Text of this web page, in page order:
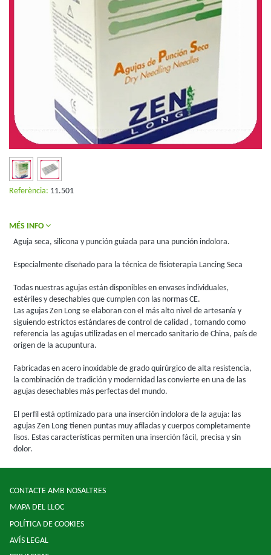
Referència: 11.501
MÉS INFO
Aguja seca, silicona y punción guiada para una punción indolora.
Especialmente diseñado para la técnica de fisioterapia Lancing Seca
Todas nuestras agujas están disponibles en envases individuales,
estériles y desechables que cumplen con las normas CE.
Las agujas Zen Long se elaboran con el más alto nivel de artesanía y
siguiendo estrictos estándares de control de calidad , tomando como
referencia las agujas utilizadas en el mercado sanitario de China, país de
origen de la acupuntura.
Fabricadas en acero inoxidable de grado quirúrgico de alta resistencia,
la combinación de tradición y modernidad las convierte en una de las
agujas desechables más perfectas del mundo.
El perfil está optimizado para una inserción indolora de la aguja: las
agujas Zen Long tienen puntas muy afiladas y cuerpos completamente
lisos. Estas características permiten una inserción fácil, precisa y sin
dolor.
CONTACTE AMB NOSALTRES
MAPA DEL LLOC
POLÍTICA DE COOKIES
AVÍS LEGAL